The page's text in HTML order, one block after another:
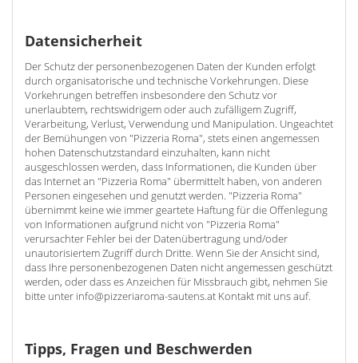
Datensicherheit
Der Schutz der personenbezogenen Daten der Kunden erfolgt
durch organisatorische und technische Vorkehrungen. Diese
Vorkehrungen betreffen insbesondere den Schutz vor
unerlaubtem, rechtswidrigem oder auch zufälligem Zugriff,
Verarbeitung, Verlust, Verwendung und Manipulation. Ungeachtet
der Bemühungen von "Pizzeria Roma", stets einen angemessen
hohen Datenschutzstandard einzuhalten, kann nicht
ausgeschlossen werden, dass Informationen, die Kunden über
das Internet an "Pizzeria Roma" übermittelt haben, von anderen
Personen eingesehen und genutzt werden. "Pizzeria Roma"
übernimmt keine wie immer geartete Haftung für die Offenlegung
von Informationen aufgrund nicht von "Pizzeria Roma"
verursachter Fehler bei der Datenübertragung und/oder
unautorisiertem Zugriff durch Dritte. Wenn Sie der Ansicht sind,
dass Ihre personenbezogenen Daten nicht angemessen geschützt
werden, oder dass es Anzeichen für Missbrauch gibt, nehmen Sie
bitte unter info@pizzeriaroma-sautens.at Kontakt mit uns auf.
Tipps, Fragen und Beschwerden